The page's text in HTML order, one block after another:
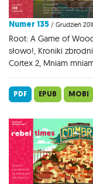
Numer 135 / Grudzień
Root: A Game of
słowo!, Kroniki
Cortex 2, Mniam
PDF EPUB MOBI